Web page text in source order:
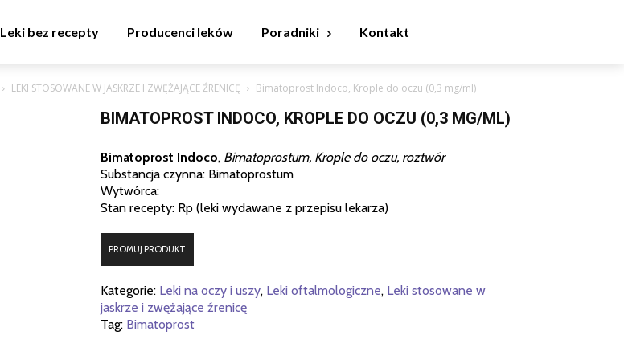
Leki bez recepty Producenci leków Poradniki Kontakt
LEKI STOSOWANE W JASKRZE I ZWĘŻAJĄCE ŹRENICĘ Bimatoprost Indoco, Krople do oczu (0,3 mg/ml)
BIMATOPROST INDOCO, KROPLE DO OCZU (0,3 MG/ML)
Bimatoprost Indoco, Bimatoprostum, Krople do oczu, roztwór
Substancja czynna: Bimatoprostum
Wytwórca:
Stan recepty: Rp (leki wydawane z przepisu lekarza)
PROMUJ PRODUKT
Kategorie: Leki na oczy i uszy, Leki oftalmologiczne, Leki stosowane w
jaskrze i zwężające źrenicę
Tag: Bimatoprost